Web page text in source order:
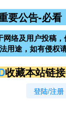
68元/
雨云
租 超低
超低
要公告-必看
网络及用户投稿
用途，如有侵权
收藏本站链
登陆/注册